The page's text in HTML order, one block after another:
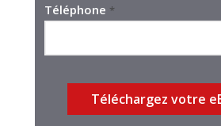
Téléphone *
Téléchargez votre